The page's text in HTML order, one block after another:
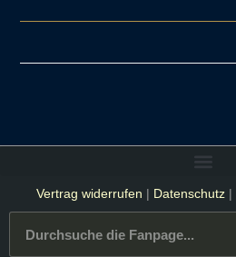
Vertrag widerrufen | Datenschutz|